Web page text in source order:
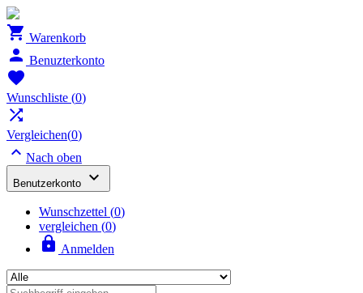
 Warenkorb
 Benuzterkonto

Wunschliste (0)

Vergleichen(0)
 Nach oben
Benutzerkonto 
Wunschzettel (0)
vergleichen (0)
 Anmelden